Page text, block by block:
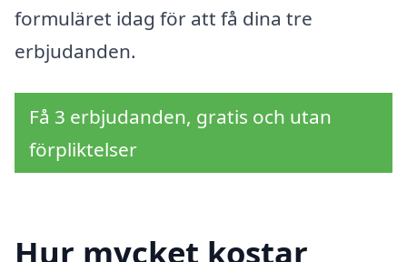
formuläret idag för att få dina tre
erbjudanden.
Få 3 erbjudanden, gratis och utan
förpliktelser
Hur mycket kostar